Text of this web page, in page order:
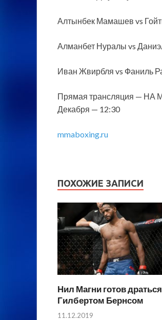
Алтынбек Мамашев vs
Алманбет Нуралы vs
Иван Жвирбля vs Фаниль
Прямая трансляция — НА
Декабря — 12:30
mmaboxing.ru
ПОХОЖИЕ ЗАПИСИ
Нил Магни готов
Гилбертом Бернсом
11.12.2019